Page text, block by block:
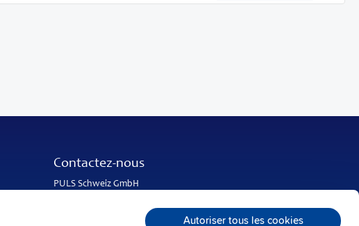
Autoriser tous les cookies
Contactez-nous
PULS Schweiz GmbH